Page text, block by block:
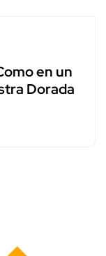
en un
Dorada